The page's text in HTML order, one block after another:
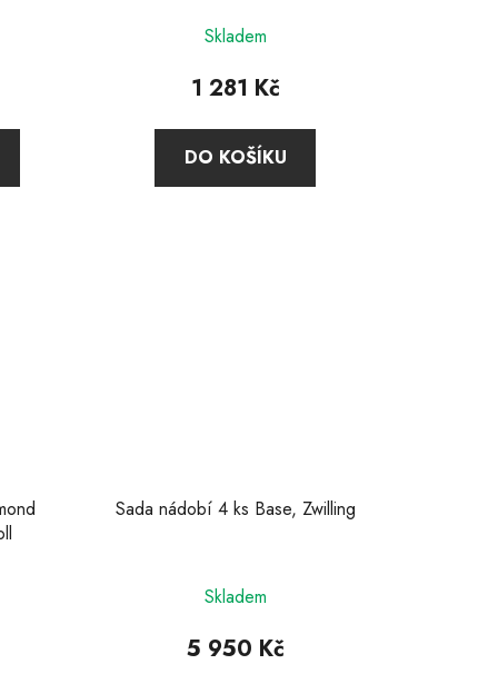
hodnocení
produktu
5,0
z
Skladem
1 281 Kč
DO KOŠÍKU
Sada nádobí 4 ks Base, Zwilling
hodnocení
produktu
Skladem
5 950 Kč